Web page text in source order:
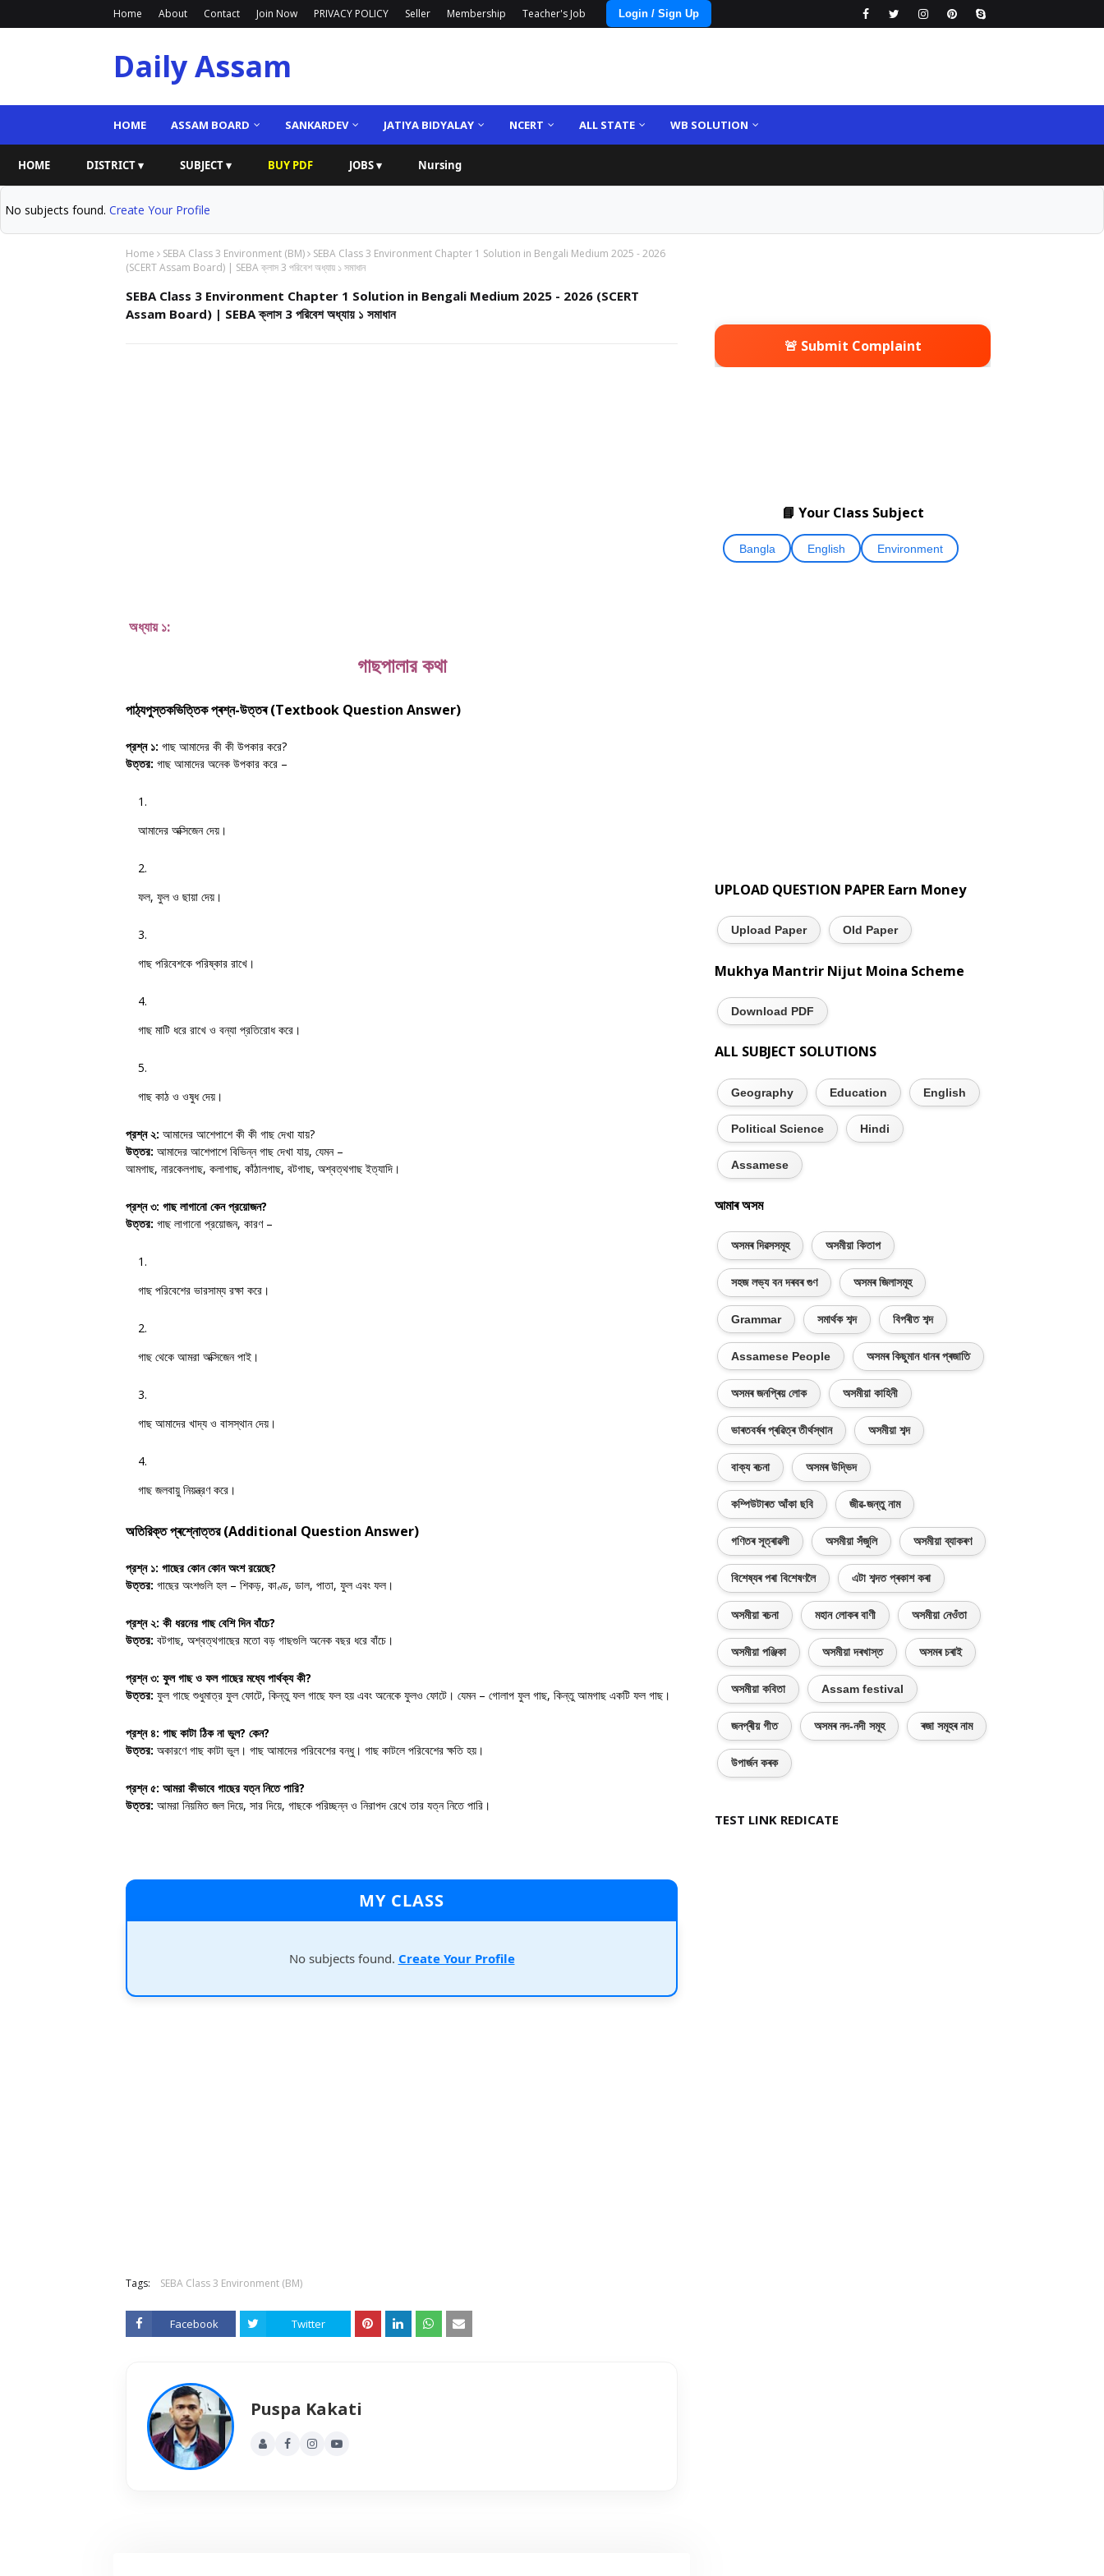
Home About Contact Join Now PRIVACY POLICY Seller Membership Teacher's Job Login / Sign Up
Daily Assam
HOME ASSAM BOARD SANKARDEV JATIYA BIDYALAY NCERT ALL STATE WB SOLUTION
HOME DISTRICT ▾ SUBJECT ▾ BUY PDF JOBS ▾ Nursing
No subjects found. Create Your Profile
Home SEBA Class 3 Environment (BM)
SEBA Class 3 Environment Chapter 1 Solution in Bengali Medium 2025 - 2026
(SCERT Assam Board) | SEBA ক্লাস 3 পরিবেশ অধ্যায় ১ সমাধান
SEBA Class 3 Environment Chapter 1 Solution in Bengali Medium 2025 - 2026 (SCERT
Assam Board) | SEBA ক্লাস 3 পরিবেশ অধ্যায় ১ সমাধান
অধ্যায় ১:
গাছপালার কথা
পাঠ্যপুস্তকভিত্তিক প্ৰশ্ন-উত্তৰ (Textbook Question Answer)
প্রশ্ন ১: গাছ আমাদের কী কী উপকার করে?
উত্তর: গাছ আমাদের অনেক উপকার করে –
আমাদের অক্সিজেন দেয়।
ফল, ফুল ও ছায়া দেয়।
গাছ পরিবেশকে পরিষ্কার রাখে।
গাছ মাটি ধরে রাখে ও বন্যা প্রতিরোধ করে।
গাছ কাঠ ও ওষুধ দেয়।
প্রশ্ন ২: আমাদের আশেপাশে কী কী গাছ দেখা যায়?
উত্তর: আমাদের আশেপাশে বিভিন্ন গাছ দেখা যায়, যেমন –
আমগাছ, নারকেলগাছ, কলাগাছ, কাঁঠালগাছ, বটগাছ, অশ্বত্থগাছ ইত্যাদি।
প্রশ্ন ৩: গাছ লাগানো কেন প্রয়োজন?
উত্তর: গাছ লাগানো প্রয়োজন, কারণ –
গাছ পরিবেশের ভারসাম্য রক্ষা করে।
গাছ থেকে আমরা অক্সিজেন পাই।
গাছ আমাদের খাদ্য ও বাসস্থান দেয়।
গাছ জলবায়ু নিয়ন্ত্রণ করে।
অতিরিক্ত প্ৰশ্নোত্তর (Additional Question Answer)
প্রশ্ন ১: গাছের কোন কোন অংশ রয়েছে?
উত্তর: গাছের অংশগুলি হল – শিকড়, কাণ্ড, ডাল, পাতা, ফুল এবং ফল।
প্রশ্ন ২: কী ধরনের গাছ বেশি দিন বাঁচে?
উত্তর: বটগাছ, অশ্বত্থগাছের মতো বড় গাছগুলি অনেক বছর ধরে বাঁচে।
প্রশ্ন ৩: ফুল গাছ ও ফল গাছের মধ্যে পার্থক্য কী?
উত্তর: ফুল গাছে শুধুমাত্র ফুল ফোটে, কিন্তু ফল গাছে ফল হয় এবং অনেকে ফুলও ফোটে। যেমন – গোলাপ ফুল গাছ, কিন্তু আমগাছ একটি ফল গাছ।
প্রশ্ন ৪: গাছ কাটা ঠিক না ভুল? কেন?
উত্তর: অকারণে গাছ কাটা ভুল। গাছ আমাদের পরিবেশের বন্ধু। গাছ কাটলে পরিবেশের ক্ষতি হয়।
প্রশ্ন ৫: আমরা কীভাবে গাছের যত্ন নিতে পারি?
উত্তর: আমরা নিয়মিত জল দিয়ে, সার দিয়ে, গাছকে পরিচ্ছন্ন ও নিরাপদ রেখে তার যত্ন নিতে পারি।
MY CLASS
No subjects found. Create Your Profile
Tags: SEBA Class 3 Environment (BM)
Facebook Twitter
Puspa Kakati
🚨 Submit Complaint
📘 Your Class Subject
Bangla English Environment
UPLOAD QUESTION PAPER Earn Money
Upload Paper Old Paper
Mukhya Mantrir Nijut Moina Scheme
Download PDF
ALL SUBJECT SOLUTIONS
Geography Education English
Political Science Hindi
Assamese
আমাৰ অসম
অসমৰ দিৱসসমূহ অসমীয়া কিতাপ
সহজ লভ্য বন দৰবৰ গুণ অসমৰ জিলাসমূহ
Grammar সমাৰ্থক শব্দ বিপৰীত শব্দ
Assamese People অসমৰ কিছুমান ধানৰ প্ৰজাতি
অসমৰ জনপ্ৰিয় লোক অসমীয়া কাহিনী
ভাৰতবৰ্ষৰ প্ৰৱিত্ৰ তীৰ্থস্থান অসমীয়া শব্দ
বাক্য ৰচনা অসমৰ উদ্ভিদ
কম্পিউটাৰত আঁকা ছবি জীৱ-জন্তু নাম
গণিতৰ সূত্ৰাৱলী অসমীয়া সঁজুলি অসমীয়া ব্যাকৰণ
বিশেষ্যৰ পৰা বিশেষণলৈ এটা শব্দত প্ৰকাশ কৰা
অসমীয়া ৰচনা মহান লোকৰ বাণী অসমীয়া নেওঁতা
অসমীয়া পঞ্জিকা অসমীয়া দৰখাস্ত অসমৰ চৰাই
অসমীয়া কবিতা Assam festival
জনপ্ৰীয় গীত অসমৰ নদ-নদী সমূহ ৰজা সমূহৰ নাম
উপাৰ্জন কৰক
TEST LINK REDICATE